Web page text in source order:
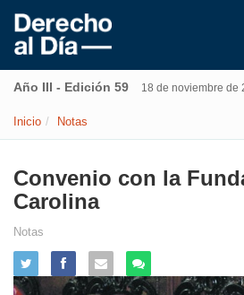
Año III - Edición 59 18 de noviembre de
Inicio Notas
Convenio con la
Carolina
Notas